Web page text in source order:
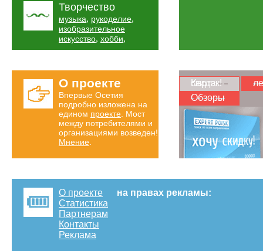
Творчество
музыка, рукоделие,
изобразительное
искусство, хобби,
О проекте
Впервые Осетия
подробно изложена на
едином проекте . Мост
между потребителями и
организациями возведен!
Мнение
Карта скидок!
Обзоры
О проекте
Статистика
Партнерам
Контакты
Реклама
на правах рекламы: